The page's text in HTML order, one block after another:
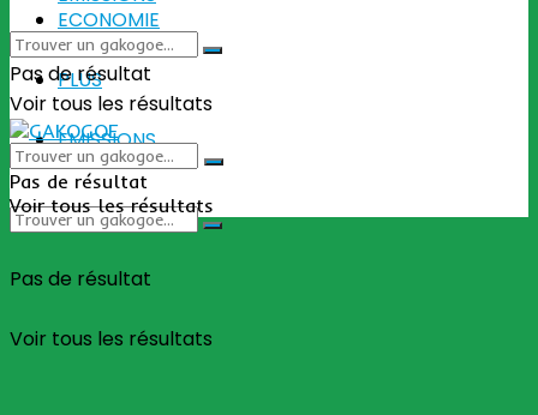
ECONOMIE
PLUS
EMISSIONS
Pas de résultat
Voir tous les résultats
Pas de résultat
Voir tous les résultats
Pas de résultat
Voir tous les résultats